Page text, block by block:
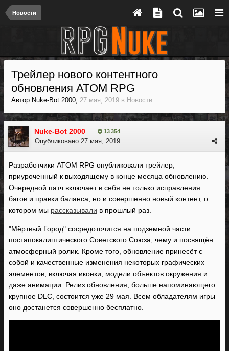
Новости
Трейлер нового контентного
обновления ATOM RPG
Автор Nuke-Bot 2000, 27 мая, 2019 в Новости
Nuke-Bot 2000 13 354
Опубликовано 27 мая, 2019
Разработчики ATOM RPG опубликовали трейлер,
приуроченный к выходящему в конце месяца обновлению.
Очередной патч включает в себя не только исправления
багов и правки баланса, но и совершенно новый контент, о
котором мы рассказывали в прошлый раз.
"Мёртвый Город" сосредоточится на подземной части
постапокалиптического Советского Союза, чему и посвящён
атмосферный ролик. Кроме того, обновление принесёт с
собой и качественные изменения некоторых графических
элементов, включая иконки, модели объектов окружения и
даже анимации. Релиз обновления, больше напоминающего
крупное DLC, состоится уже 29 мая. Всем обладателям игры
оно достанется совершенно бесплатно.